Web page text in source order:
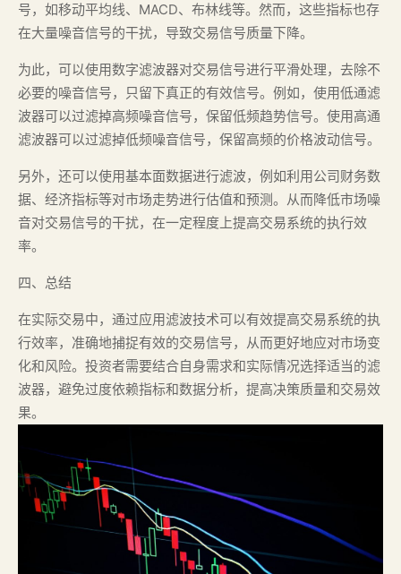
号，如移动平均线、MACD、布林线等。然而，这些指标也存
在大量噪音信号的干扰，导致交易信号质量下降。
为此，可以使用数字滤波器对交易信号进行平滑处理，去除不
必要的噪音信号，只留下真正的有效信号。例如，使用低通滤
波器可以过滤掉高频噪音信号，保留低频趋势信号。使用高通
滤波器可以过滤掉低频噪音信号，保留高频的价格波动信号。
另外，还可以使用基本面数据进行滤波，例如利用公司财务数
据、经济指标等对市场走势进行估值和预测。从而降低市场噪
音对交易信号的干扰，在一定程度上提高交易系统的执行效
率。
四、总结
在实际交易中，通过应用滤波技术可以有效提高交易系统的执
行效率，准确地捕捉有效的交易信号，从而更好地应对市场变
化和风险。投资者需要结合自身需求和实际情况选择适当的滤
波器，避免过度依赖指标和数据分析，提高决策质量和交易效
果。